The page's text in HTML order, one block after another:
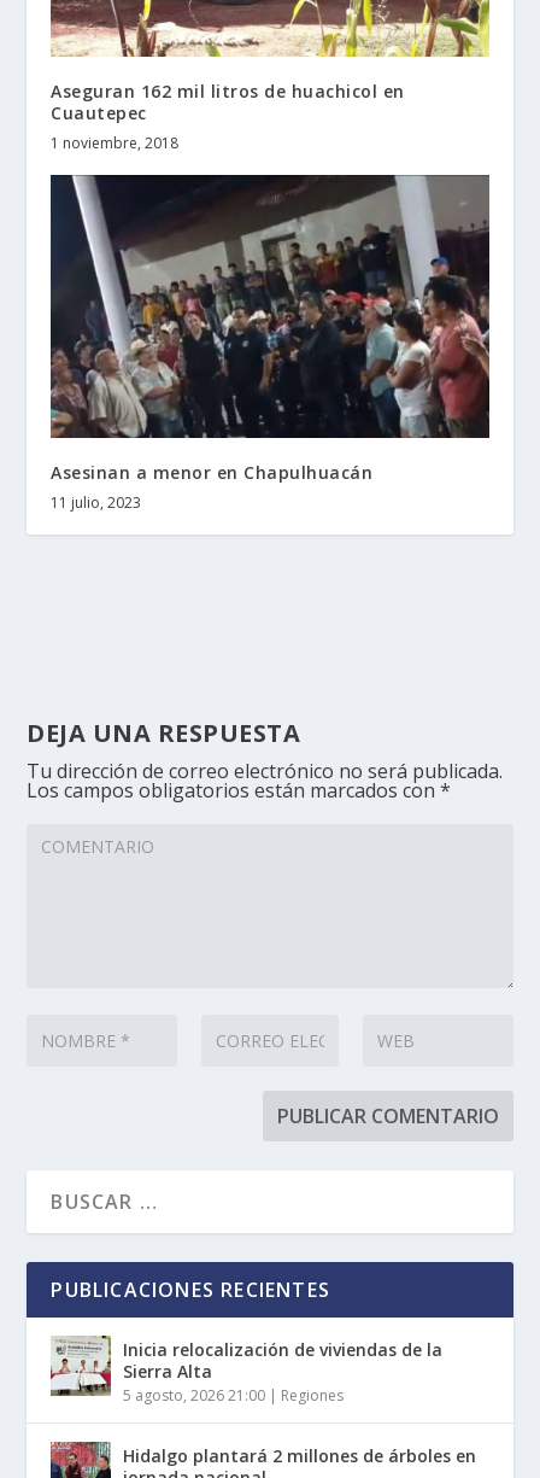
Aseguran 162 mil litros de huachicol en
Cuautepec
1 noviembre, 2018
Asesinan a menor en Chapulhuacán
11 julio, 2023
DEJA UNA RESPUESTA
Tu dirección de correo electrónico no será publicada.
Los campos obligatorios están marcados con*
PUBLICACIONES RECIENTES
Inicia relocalización de viviendas de la
Sierra Alta
5 agosto, 2026 21:00 | Regiones
Hidalgo plantará 2 millones de árboles en